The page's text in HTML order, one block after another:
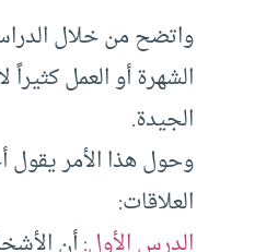
الشهرة أو العمل
الجيدة.
وحول هذا الأمر يقول
العلاقات: